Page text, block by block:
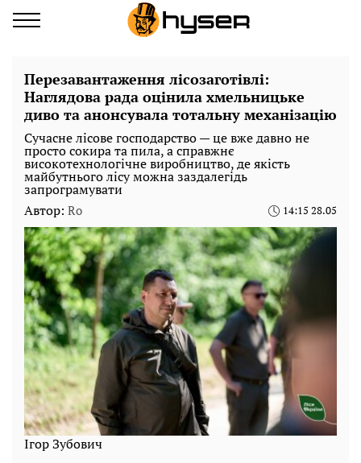
Перезавантаження лісозаготівлі:
Наглядова рада оцінила хмельницьке
диво та анонсувала тотальну механізацію
Сучасне лісове господарство — це вже давно не
просто сокира та пила, а справжнє
високотехнологічне виробництво, де якість
майбутнього лісу можна заздалегідь
запрограмувати
Автор: Ro 14:15 28.05
Ігор Зубович